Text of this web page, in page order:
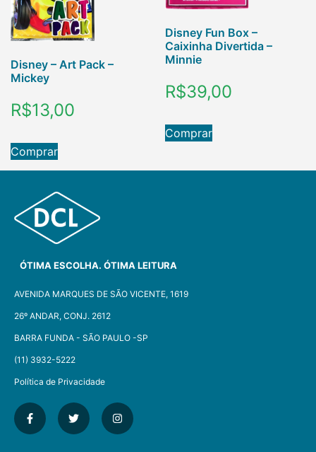
Disney – Art Pack –
Mickey
R$13,00
Comprar
Disney Fun Box –
Caixinha Divertida –
Minnie
R$39,00
Comprar
ÓTIMA ESCOLHA. ÓTIMA LEITURA
AVENIDA MARQUES DE SÃO VICENTE, 1619
26º ANDAR, CONJ. 2612
BARRA FUNDA - SÃO PAULO -SP​
(11) 3932-5222
Política de Privacidade